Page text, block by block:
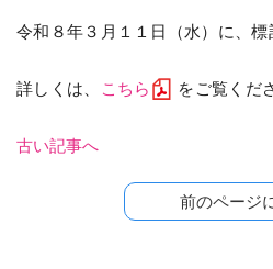
令和８年３月１１日（水）に、標
詳しくは、 こちら をご覧くだ
古い記事へ
前のページ